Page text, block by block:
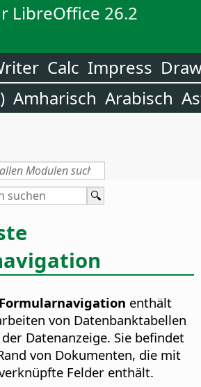
LibreOffice 26.2
Calc Impress
Amharisch Arabisch
Formularnavigation enthält
von Datenbanktabellen
Datenanzeige. Sie befindet
von Dokumenten, die mit
Felder enthält.